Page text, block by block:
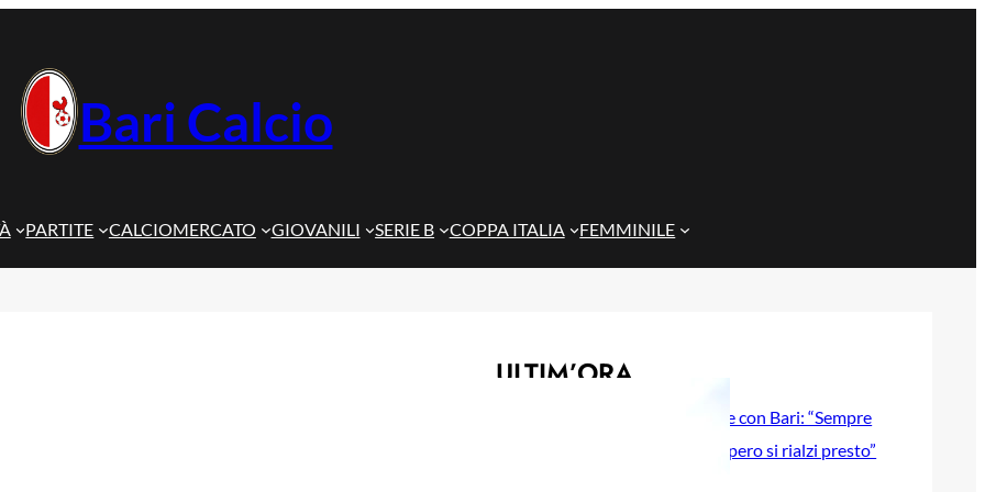
Bari Calcio
PARTITE CALCIOMERCATO GIOVANILI SERIE B COPPA ITALIA FEMMINILE
ULTIM’ORA
Gazzi e il legame con Bari: “Sempre
nel mio cuore, spero si rialzi presto”